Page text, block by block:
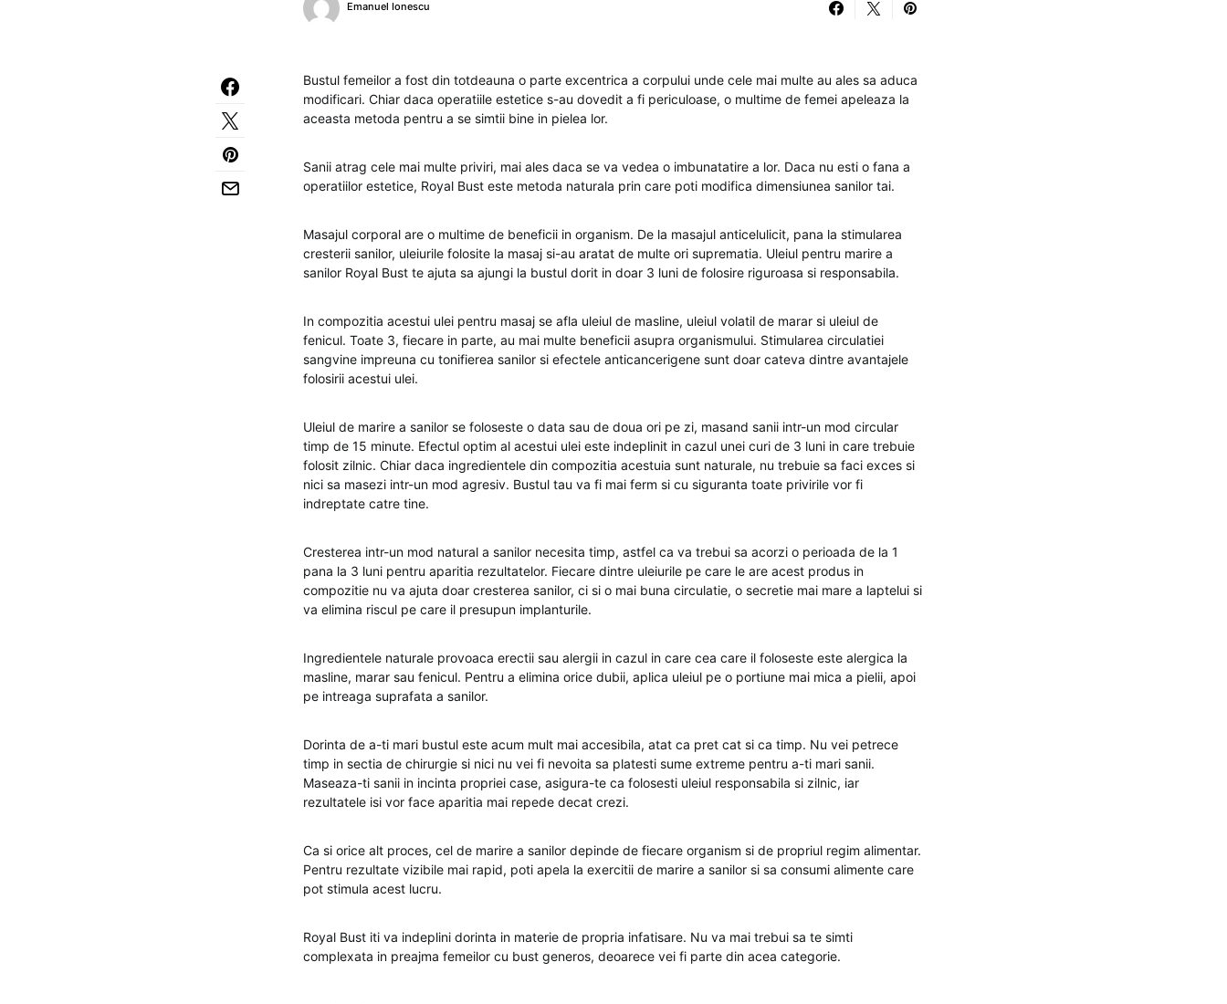
Emanuel Ionescu
Bustul femeilor a fost din totdeauna o parte excentrica a corpului unde cele mai multe au ales sa aduca
modificari. Chiar daca operatiile estetice s-au dovedit a fi periculoase, o multime de femei apeleaza la
aceasta metoda pentru a se simtii bine in pielea lor.
Sanii atrag cele mai multe priviri, mai ales daca se va vedea o imbunatatire a lor. Daca nu esti o fana a
operatiilor estetice, Royal Bust este metoda naturala prin care poti modifica dimensiunea sanilor tai.
Masajul corporal are o multime de beneficii in organism. De la masajul anticelulicit, pana la stimularea
cresterii sanilor, uleiurile folosite la masaj si-au aratat de multe ori suprematia. Uleiul pentru marire a
sanilor Royal Bust te ajuta sa ajungi la bustul dorit in doar 3 luni de folosire riguroasa si responsabila.
In compozitia acestui ulei pentru masaj se afla uleiul de masline, uleiul volatil de marar si uleiul de
fenicul. Toate 3, fiecare in parte, au mai multe beneficii asupra organismului. Stimularea circulatiei
sangvine impreuna cu tonifierea sanilor si efectele anticancerigene sunt doar cateva dintre avantajele
folosirii acestui ulei.
Uleiul de marire a sanilor se foloseste o data sau de doua ori pe zi, masand sanii intr-un mod circular
timp de 15 minute. Efectul optim al acestui ulei este indeplinit in cazul unei curi de 3 luni in care trebuie
folosit zilnic. Chiar daca ingredientele din compozitia acestuia sunt naturale, nu trebuie sa faci exces si
nici sa masezi intr-un mod agresiv. Bustul tau va fi mai ferm si cu siguranta toate privirile vor fi
indreptate catre tine.
Cresterea intr-un mod natural a sanilor necesita timp, astfel ca va trebui sa acorzi o perioada de la 1
pana la 3 luni pentru aparitia rezultatelor. Fiecare dintre uleiurile pe care le are acest produs in
compozitie nu va ajuta doar cresterea sanilor, ci si o mai buna circulatie, o secretie mai mare a laptelui si
va elimina riscul pe care il presupun implanturile.
Ingredientele naturale provoaca erectii sau alergii in cazul in care cea care il foloseste este alergica la
masline, marar sau fenicul. Pentru a elimina orice dubii, aplica uleiul pe o portiune mai mica a pielii, apoi
pe intreaga suprafata a sanilor.
Dorinta de a-ti mari bustul este acum mult mai accesibila, atat ca pret cat si ca timp. Nu vei petrece
timp in sectia de chirurgie si nici nu vei fi nevoita sa platesti sume extreme pentru a-ti mari sanii.
Maseaza-ti sanii in incinta propriei case, asigura-te ca folosesti uleiul responsabila si zilnic, iar
rezultatele isi vor face aparitia mai repede decat crezi.
Ca si orice alt proces, cel de marire a sanilor depinde de fiecare organism si de propriul regim alimentar.
Pentru rezultate vizibile mai rapid, poti apela la exercitii de marire a sanilor si sa consumi alimente care
pot stimula acest lucru.
Royal Bust iti va indeplini dorinta in materie de propria infatisare. Nu va mai trebui sa te simti
complexata in preajma femeilor cu bust generos, deoarece vei fi parte din acea categorie.